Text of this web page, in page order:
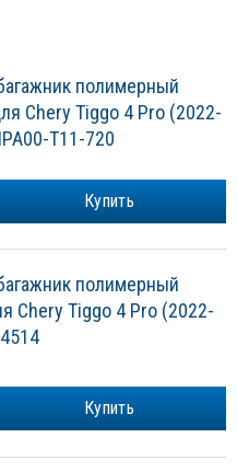
полимерный
Chery Tiggo 4 Pro (2022-
T11-720
Купить
полимерный
Chery Tiggo 4 Pro (2022-
Купить